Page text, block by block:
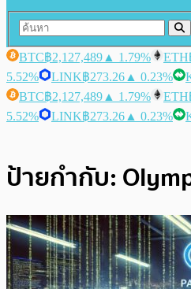
BTC฿2,127,489 ▲ 1.79% ETH
5.52%
LINK฿273.26 ▲ 0.23%
BTC฿2,127,489 ▲ 1.79% ETH
5.52%
LINK฿273.26 ▲ 0.23%
ป้ายกำกับ: